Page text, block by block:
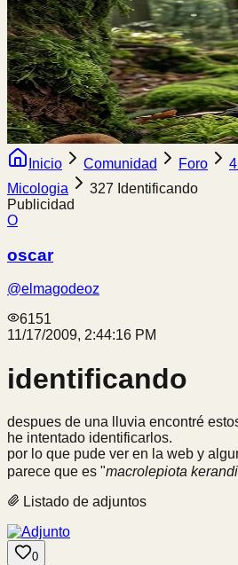
Inicio Comunidad Foro
Micologia
327 Identificando
Publicidad
O
oscar
@elmagodeoz
6151
11/17/2009, 2:44:16 PM
identificando
despues de una lluvia encontré
he intentado identificarlos.
por lo que pude ver en la web y
parece que es "macrolepiota kerandi
Listado de adjuntos
0